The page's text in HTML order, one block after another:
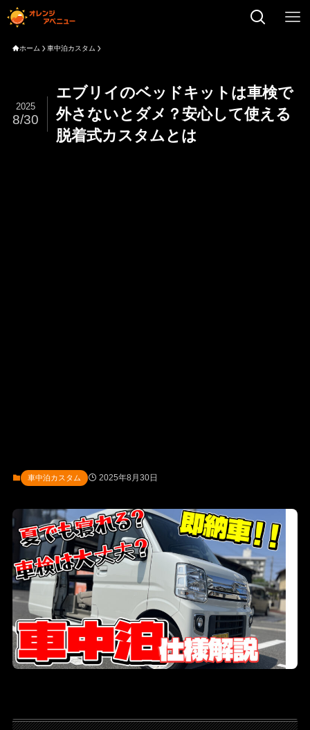
ホーム 車中泊カスタム
エブリイのベッドキットは車検で
外さないとダメ？安心して使える
脱着式カスタムとは
2025
8/30
車中泊カスタム 2025年8月30日